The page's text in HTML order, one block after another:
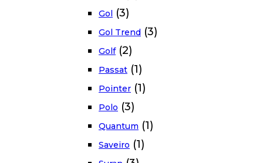
Gol (3)
Gol Trend (3)
Golf (2)
Passat (1)
Pointer (1)
Polo (3)
Quantum (1)
Saveiro (1)